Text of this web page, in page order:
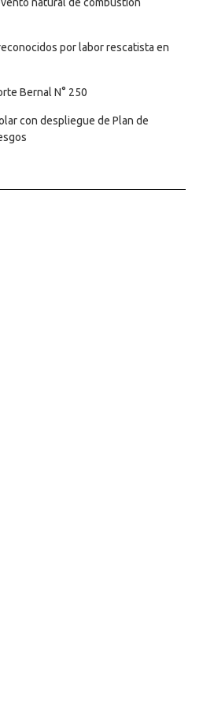
por labor rescatista en
Bernal N° 250
con despliegue de Plan de